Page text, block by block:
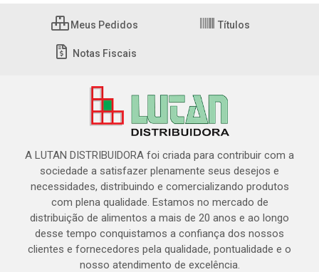
Meus Pedidos Títulos
Notas Fiscais
A LUTAN DISTRIBUIDORA foi criada para contribuir com a
sociedade a satisfazer plenamente seus desejos e
necessidades, distribuindo e comercializando produtos
com plena qualidade. Estamos no mercado de
distribuição de alimentos a mais de 20 anos e ao longo
desse tempo conquistamos a confiança dos nossos
clientes e fornecedores pela qualidade, pontualidade e o
nosso atendimento de excelência.